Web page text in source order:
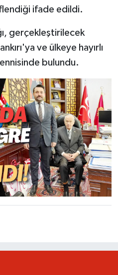
ifade edildi.
gerçekleştirilecek
ve ülkeye hayırlı
bulundu.